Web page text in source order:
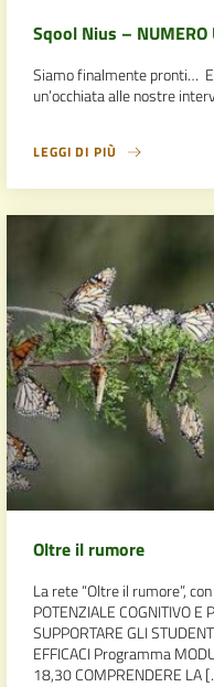
Sqool Nius – NUMERO
Siamo finalmente pronti…
un’occhiata alle nostre
LEGGI DI PIÙ
Oltre il rumore
La rete “Oltre il rumore”,
POTENZIALE COGNITIVO E
SUPPORTARE GLI
EFFICACI Programma
18,30 COMPRENDERE LA